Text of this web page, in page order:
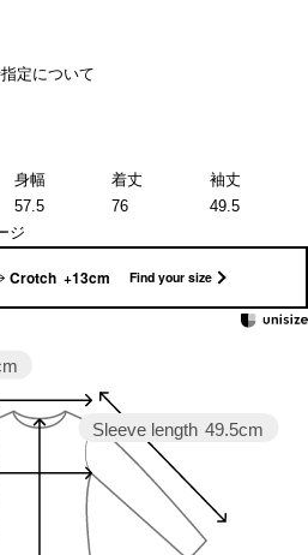
定について
身幅 着丈
袖丈
57.5 76
49.5
ジ
Crotch +13cm Find your size
Sleeve length 49.5cm